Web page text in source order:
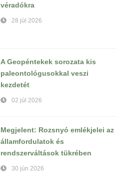
véradókra
28 júl 2026
A Geopéntekek sorozata kis
paleontológusokkal veszi
kezdetét
02 júl 2026
Megjelent: Rozsnyó emlékjelei az
államfordulatok és
rendszerváltások tükrében
30 jún 2026